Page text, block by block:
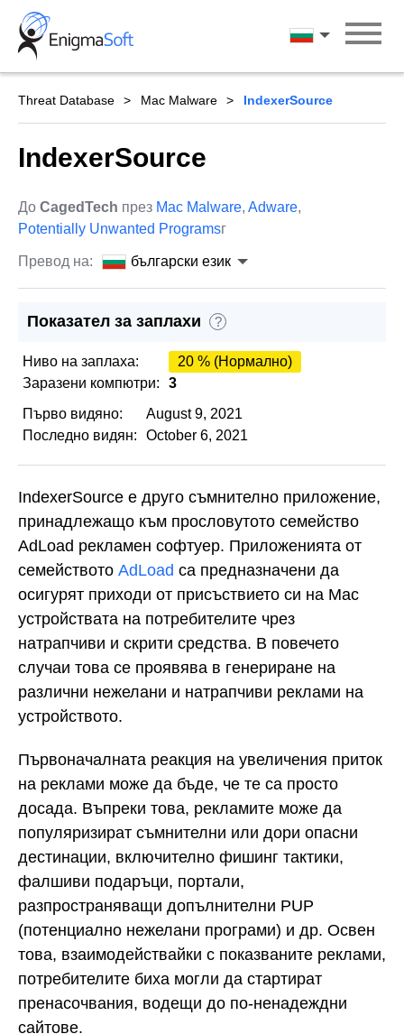
Skip
content
български
Threat Database Mac Malware IndexerSource
IndexerSource
До CagedTech през Mac Malware, Adware,
Potentially Unwanted Programsг
Превод на: български език
Показател за заплахи ?
Ниво на заплаха:
20 % (Нормално)
Заразени компютри:
3
Първо видяно:
August 9, 2021
Последно видян:
October 6, 2021
IndexerSource е друго съмнително приложение,
принадлежащо към прословутото семейство
AdLoad рекламен софтуер. Приложенията от
семейството AdLoad са предназначени да
осигурят приходи от присъствието си на Mac
устройствата на потребителите чрез
натрапчиви и скрити средства. В повечето
случаи това се проявява в генериране на
различни нежелани и натрапчиви реклами на
устройството.
Първоначалната реакция на увеличения приток
на реклами може да бъде, че те са просто
досада. Въпреки това, рекламите може да
популяризират съмнителни или дори опасни
дестинации, включително фишинг тактики,
фалшиви подаръци, портали,
разпространяващи допълнителни PUP
(потенциално нежелани програми) и др. Освен
това, взаимодействайки с показваните реклами,
потребителите биха могли да стартират
пренасочвания, водещи до по-ненадеждни
сайтове.